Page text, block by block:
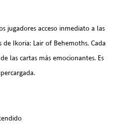
jugadores acceso inmediato a las
de Ikoria: Lair of Behemoths. Cada
las cartas más emocionantes. Es